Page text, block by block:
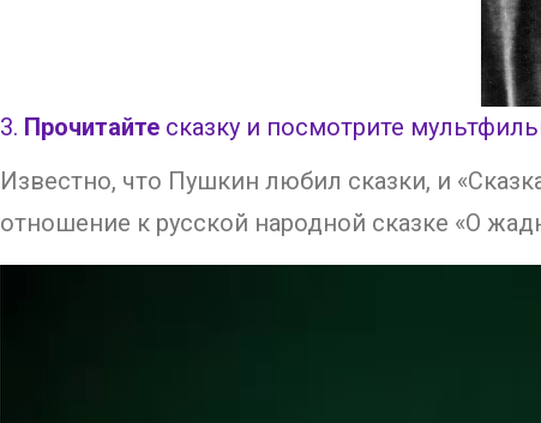
3. Прочитайте сказку и посмотрите
Известно, что Пушкин любил сказки, и
отношение к русской народной сказке «О